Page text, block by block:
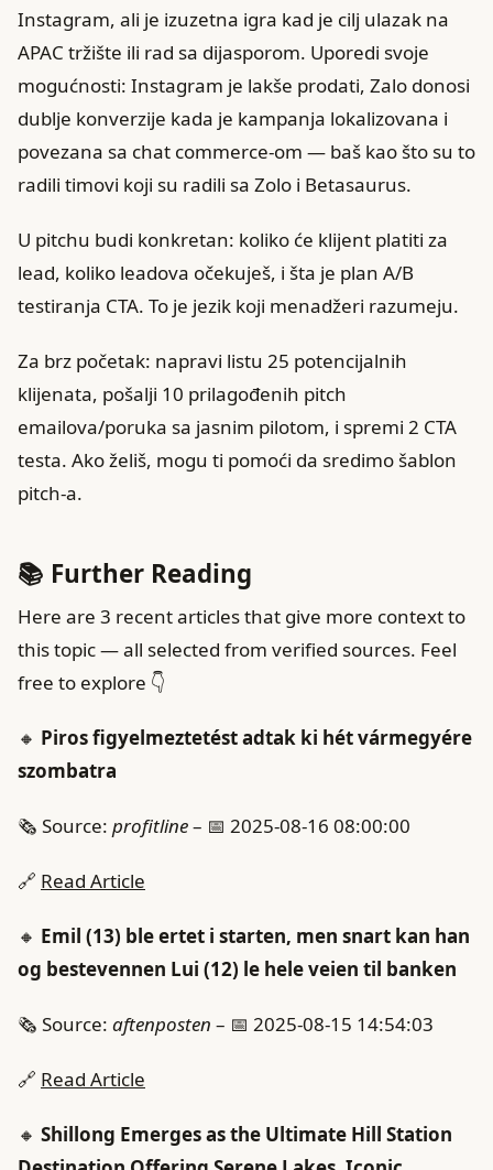
Instagram, ali je izuzetna igra kad je cilj ulazak na
APAC tržište ili rad sa dijasporom. Uporedi svoje
mogućnosti: Instagram je lakše prodati, Zalo donosi
dublje konverzije kada je kampanja lokalizovana i
povezana sa chat commerce‑om — baš kao što su to
radili timovi koji su radili sa Zolo i Betasaurus.
U pitchu budi konkretan: koliko će klijent platiti za
lead, koliko leadova očekuješ, i šta je plan A/B
testiranja CTA. To je jezik koji menadžeri razumeju.
Za brz početak: napravi listu 25 potencijalnih
klijenata, pošalji 10 prilagođenih pitch
emailova/poruka sa jasnim pilotom, i spremi 2 CTA
testa. Ako želiš, mogu ti pomoći da sredimo šablon
pitch‑a.
📚 Further Reading
Here are 3 recent articles that give more context to
this topic — all selected from verified sources. Feel
free to explore 👇
🔸 Piros figyelmeztetést adtak ki hét vármegyére
szombatra
🗞️ Source: profitline– 📅 2025-08-16 08:00:00
🔗 Read Article
🔸 Emil (13) ble ertet i starten, men snart kan han
og bestevennen Lui (12) le hele veien til banken
🗞️ Source: aftenposten – 📅 2025-08-15 14:54:03
🔗 Read Article
🔸 Shillong Emerges as the Ultimate Hill Station